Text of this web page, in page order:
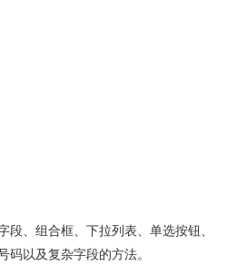
、组合框、下拉列表、单选按钮、
码以及复杂字段的方法。